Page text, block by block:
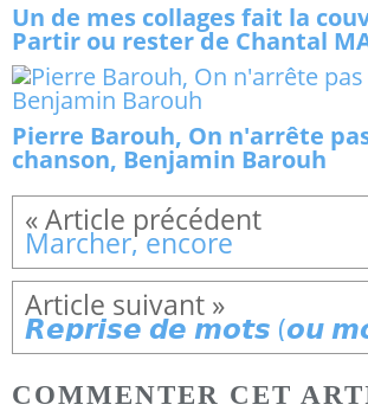
Un de mes collages fait la
Partir ou rester de Chantal
Pierre Barouh, On n'arrête
chanson, Benjamin Barouh
Marcher, encore
COMMENTER CET